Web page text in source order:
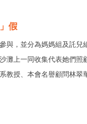
假
與，並分為媽媽組及託兒
灘上一同收集代表她們照
教授、本會名譽顧問林翠